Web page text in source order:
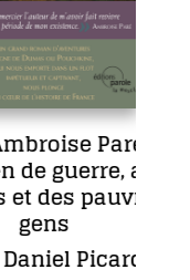
Paré,
guerre, aimé
des pauvres
gens
Picard